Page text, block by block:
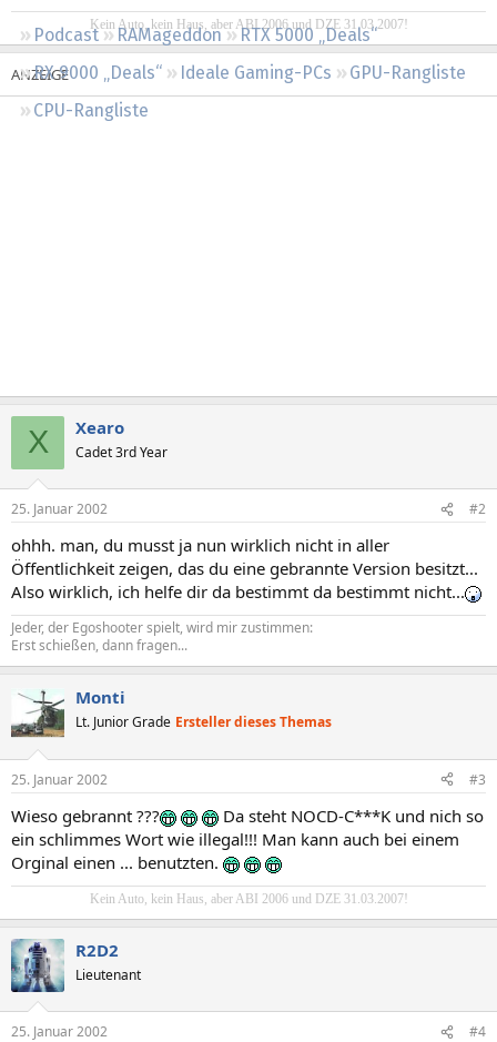
Podcast RAMageddon
RTX 5000 „Deals“
RX 9000 „Deals“
Ideale Gaming-PCs
GPU-Rangliste
CPU-Rangliste
Kein Auto, kein Haus, aber ABI 2006 und DZE 31.03.2007!
X Xearo
Cadet 3rd Year
25. Januar 2002 #2
ohhh. man, du musst ja nun wirklich nicht in aller
Öffentlichkeit zeigen, das du eine gebrannte Version besitzt...
Also wirklich, ich helfe dir da bestimmt da bestimmt nicht...
Jeder, der Egoshooter spielt, wird mir zustimmen:
Erst schießen, dann fragen...
Monti
Lt. Junior Grade Ersteller dieses Themas
25. Januar 2002 #3
Wieso gebrannt ???
Da steht NOCD-C***K und nich so
ein schlimmes Wort wie illegal!!! Man kann auch bei einem
Orginal einen ... benutzten.
Kein Auto, kein Haus, aber ABI 2006 und DZE 31.03.2007!
R2D2
Lieutenant
25. Januar 2002 #4